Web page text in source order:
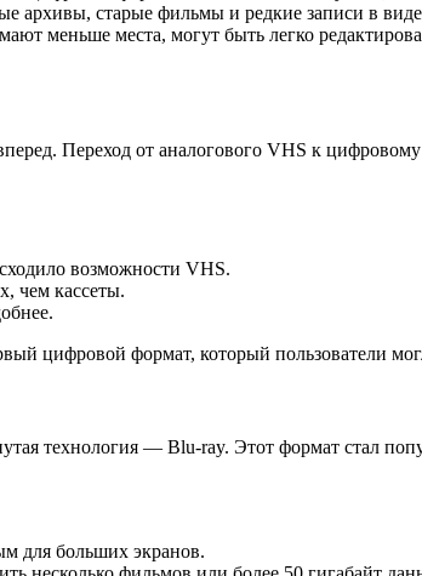
архивы, старые фильмы и редкие записи в
меньше места, могут быть легко
Переход от аналогового VHS к
возможности VHS.
чем кассеты.
цифровой формат, который пользователи
технология — Blu-ray. Этот формат стал
для больших экранов.